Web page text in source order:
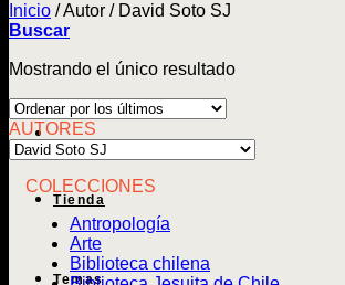
Tienda
Temas
Inicio /Autor /David Soto SJ
Buscar
Mostrando el único resultado
AUTORES
COLECCIONES
Antropología
Arte
Biblioteca chilena